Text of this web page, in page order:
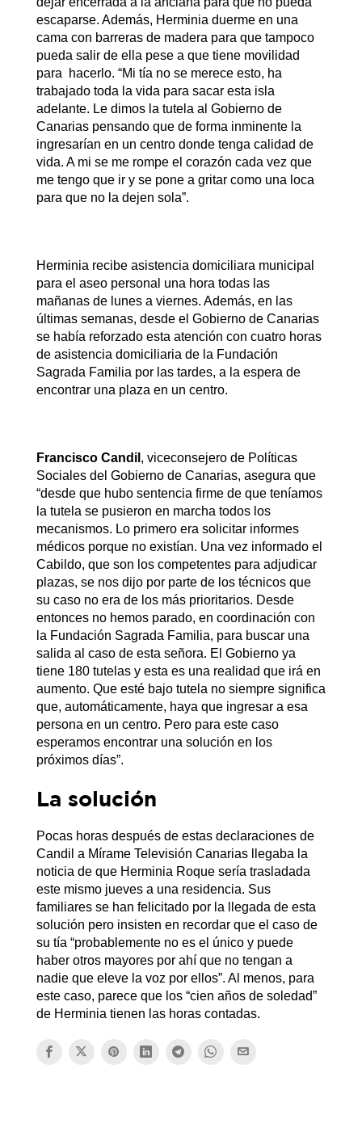
escaparse. Además, Herminia duerme en una
cama con barreras de madera para que tampoco
pueda salir de ella pese a que tiene movilidad
para hacerlo. “Mi tía no se merece esto, ha
trabajado toda la vida para sacar esta isla
adelante. Le dimos la tutela al Gobierno de
Canarias pensando que de forma inminente la
ingresarían en un centro donde tenga calidad de
vida. A mi se me rompe el corazón cada vez que
me tengo que ir y se pone a gritar como una loca
para que no la dejen sola”.
Herminia recibe asistencia domiciliara municipal
para el aseo personal una hora todas las
mañanas de lunes a viernes. Además, en las
últimas semanas, desde el Gobierno de Canarias
se había reforzado esta atención con cuatro horas
de asistencia domiciliaria de la Fundación
Sagrada Familia por las tardes, a la espera de
encontrar una plaza en un centro.
Francisco Candil , viceconsejero de Políticas
Sociales del Gobierno de Canarias, asegura que
“desde que hubo sentencia firme de que teníamos
la tutela se pusieron en marcha todos los
mecanismos. Lo primero era solicitar informes
médicos porque no existían. Una vez informado el
Cabildo, que son los competentes para adjudicar
plazas, se nos dijo por parte de los técnicos que
su caso no era de los más prioritarios. Desde
entonces no hemos parado, en coordinación con
la Fundación Sagrada Familia, para buscar una
salida al caso de esta señora. El Gobierno ya
tiene 180 tutelas y esta es una realidad que irá en
aumento. Que esté bajo tutela no siempre significa
que, automáticamente, haya que ingresar a esa
persona en un centro. Pero para este caso
esperamos encontrar una solución en los
próximos días”.
La solución
Pocas horas después de estas declaraciones de
Candil a Mírame Televisión Canarias llegaba la
noticia de que Herminia Roque sería trasladada
este mismo jueves a una residencia. Sus
familiares se han felicitado por la llegada de esta
solución pero insisten en recordar que el caso de
su tía “probablemente no es el único y puede
haber otros mayores por ahí que no tengan a
nadie que eleve la voz por ellos”. Al menos, para
este caso, parece que los “cien años de soledad”
de Herminia tienen las horas contadas.